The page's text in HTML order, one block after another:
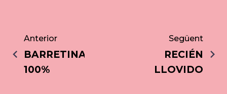
Anterior
BARRETINA
100%
Següent
RECIÉN
LLOVIDO